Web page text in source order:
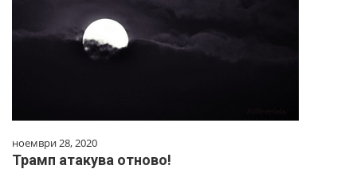
ноември 28, 2020
Трамп атакува отново!